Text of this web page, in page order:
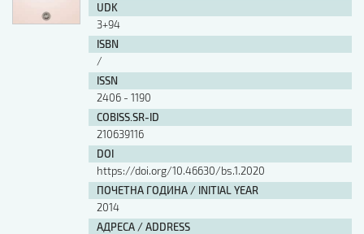
УПУТСТВА
Правилник о издавачкој делатности
Упутство ауторима
Упутство уредницима
Изјава о ауторству
Изјава о лектури
Изјава о коришћењу ауторског дела
Упутство за бирање лиценце
Уговор са аутором
Шаблон прве стране и импресума [B5, ћир]
Шаблон прве стране и импресума [B5, лат]
Шаблон прве стране и импресума [B5, енг]
UDK
3+94
ISBN
/
ISSN
2406 - 1190
COBISS.SR-ID
210639116
DOI
https://doi.org/10.46630/bs.1.2020
ПОЧЕТНА ГОДИНА / INITIAL YEAR
2014
АДРЕСА / ADDRESS